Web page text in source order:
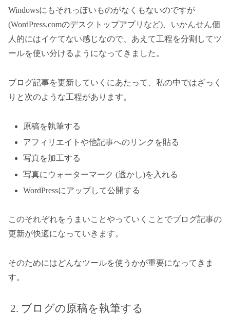
Windowsにもそれっぽいものがなくもないのですが
(WordPress.comのデスクトップアプリなど)、いかんせん個
人的にはイケてない感じなので、あえて工程を分割してツ
ールを使い分けるようになってきました。
ブログ記事を更新していくにあたって、私の中ではざっく
りと次のような工程があります。
原稿を執筆する
アフィリエイトや他記事へのリンクを貼る
写真を加工する
写真にウォーターマーク (透かし)を入れる
WordPressにアップして公開する
このそれぞれをうまいことやっていくことでブログ記事の
更新が快適になっていきます。
そのためにはどんなツールを使うかが重要になってきま
す。
ブログの原稿を執筆する